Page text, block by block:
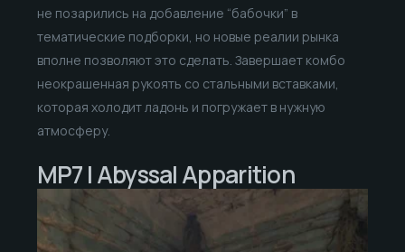
не позарились на добавление “бабочки” в
тематические подборки, но новые реалии рынка
вполне позволяют это сделать. Завершает комбо
неокрашенная рукоять со стальными вставками,
которая холодит ладонь и погружает в нужную
атмосферу.
MP7 | Abyssal Apparition